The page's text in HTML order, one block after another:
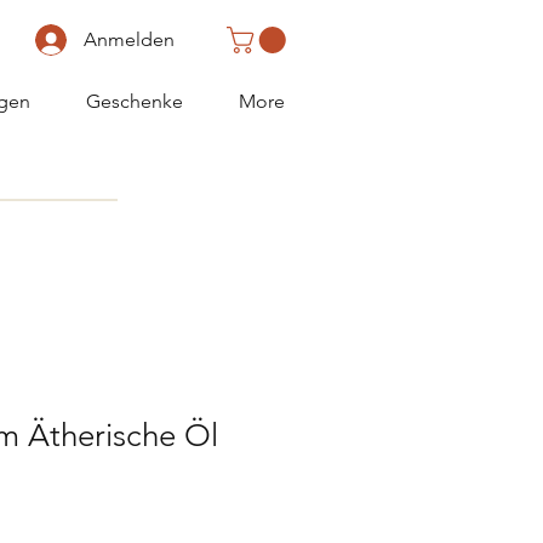
Anmelden
Geschenke More
Ätherische Öl